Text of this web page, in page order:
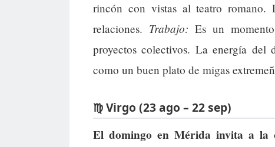
rincón con vistas al teatro romano.
relaciones. Trabajo: Es un
proyectos colectivos. La energía del
como un buen plato de migas
♍ Virgo (23 ago – 22 sep)
El domingo en Mérida invita a la